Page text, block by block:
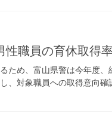
性職員の育休取得
ため、富山県警は今年度
、対象職員への取得意向